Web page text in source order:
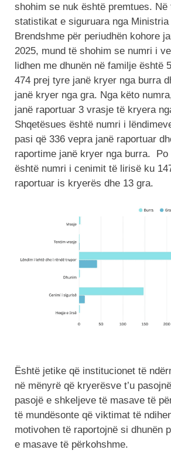
shohim se nuk është premtues. Në
statistikat e siguruara nga Ministria
Brendshme për periudhën kohore
2025, mund të shohim se numri i
lidhen me dhunën në familje është
474 prej tyre janë kryer nga burra
janë kryer nga gra. Nga këto
janë raportuar 3 vrasje të kryera
Shqetësues është numri i
pasi që 336 vepra janë raportuar
raportime janë kryer nga burra. Po
është numri i cenimit të lirisë ku
raportuar is kryerës dhe 13 gra.
Është jetike që institucionet të
në mënyrë që kryerësve t’u
pasojë e shkeljeve të masave të
të mundësonte që viktimat të
motivohen të raportojnë si dhunën
e masave të përkohshme.